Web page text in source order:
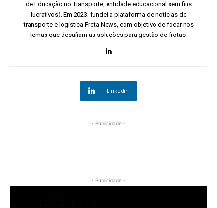
de Educação no Transporte, entidade educacional sem fins
lucrativos). Em 2023, fundei a plataforma de notícias de
transporte e logística Frota News, com objetivo de focar nos
temas que desafiam as soluções para gestão de frotas.
Linkedin
- Publicidade -
- Publicidade -